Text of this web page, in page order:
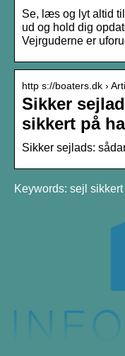
Se, læs og lyt altid
ud og hold dig
Vejrguderne er
http s://boaters.dk ›
Sikker
sikkert på
Sikker sejlads:
Keywords: sejl